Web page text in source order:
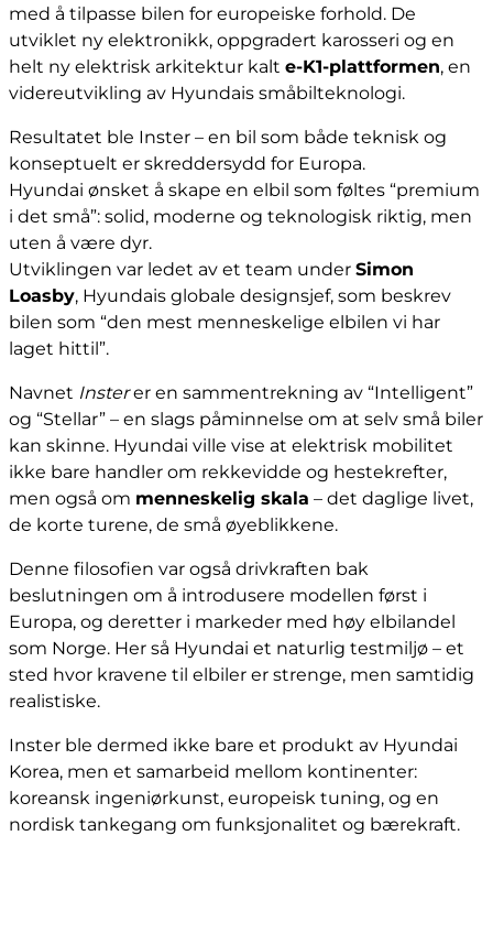
med å tilpasse bilen for europeiske forhold. De
utviklet ny elektronikk, oppgradert karosseri og en
helt ny elektrisk arkitektur kalt e-K1-plattformen, en
videreutvikling av Hyundais småbilteknologi.
Resultatet ble Inster – en bil som både teknisk og
konseptuelt er skreddersydd for Europa.
Hyundai ønsket å skape en elbil som føltes “premium
i det små”: solid, moderne og teknologisk riktig, men
uten å være dyr.
Utviklingen var ledet av et team under Simon
Loasby, Hyundais globale designsjef, som beskrev
bilen som “den mest menneskelige elbilen vi har
laget hittil”.
Navnet Insterer en sammentrekning av “Intelligent”
og “Stellar” – en slags påminnelse om at selv små biler
kan skinne. Hyundai ville vise at elektrisk mobilitet
ikke bare handler om rekkevidde og hestekrefter,
men også om menneskelig skala – det daglige livet,
de korte turene, de små øyeblikkene.
Denne filosofien var også drivkraften bak
beslutningen om å introdusere modellen først i
Europa, og deretter i markeder med høy elbilandel
som Norge. Her så Hyundai et naturlig testmiljø – et
sted hvor kravene til elbiler er strenge, men samtidig
realistiske.
Inster ble dermed ikke bare et produkt av Hyundai
Korea, men et samarbeid mellom kontinenter:
koreansk ingeniørkunst, europeisk tuning, og en
nordisk tankegang om funksjonalitet og bærekraft.